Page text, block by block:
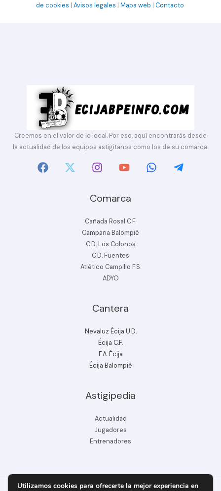
de cookies | Avisos legales | Mapa web | Contacto
Creemos en el valor de lo local. Por eso, aquí encontrarás desde
la actualidad de los equipos astigitanos como los de su comarca.
Comarca
Cañada Rosal C.F.
Campana Balompié
C.D. Los Colonos
C.D. Fuentes
Atlético Campillo F.S.
ADYO
Cantera
Nevaluz Écija U.D.
Écija C.F.
F.A. Écija
Écija Balompié
Astigipedia
Actualidad
Jugadores
Entrenadores
Utilizamos cookies para ofrecerte la mejor experiencia en